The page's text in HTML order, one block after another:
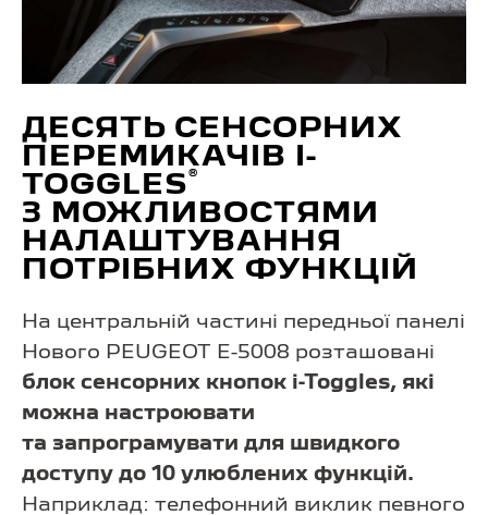
ДЕСЯТЬ СЕНСОРНИХ
ПЕРЕМИКАЧІВ I-
TOGGLES®
З МОЖЛИВОСТЯМИ
НАЛАШТУВАННЯ
ПОТРІБНИХ ФУНКЦІЙ
На центральній частині передньої панелі
Нового PEUGEOT E-5008 розташовані
блок сенсорних кнопок i-Toggles, які
можна настроювати
та запрограмувати для швидкого
доступу до 10 улюблених функцій.
Наприклад: телефонний виклик певного